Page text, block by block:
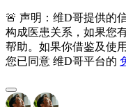
🚨 声明：维D哥提供的
构成医患关系，如果您
帮助。如果你借鉴及使
您已同意 维D哥平台的